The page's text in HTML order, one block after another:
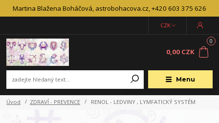
Martina Blažena Boháčová, astrobohacova.cz, +420 603 375 626
Menu
CZK
0
0,00 CZK
Úvod ZDRAVÍ - PREVENCE RENOL - LEDVINY , LYMFATICKÝ SYSTÉM